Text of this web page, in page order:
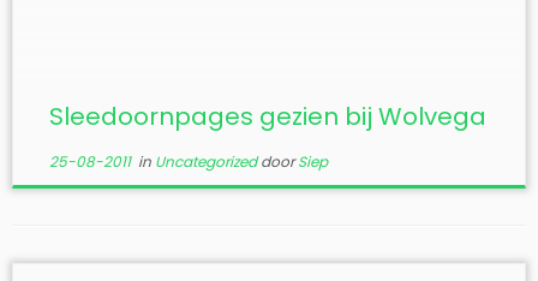
Sleedoornpages gezien bij Wolvega
25-08-2011in UncategorizeddoorSiep